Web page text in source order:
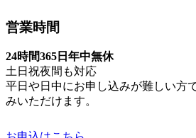
営業時間
24時間365日年中無休
土日祝夜間も対応
平日や日中にお申し込みが難しい方
みいただけます。